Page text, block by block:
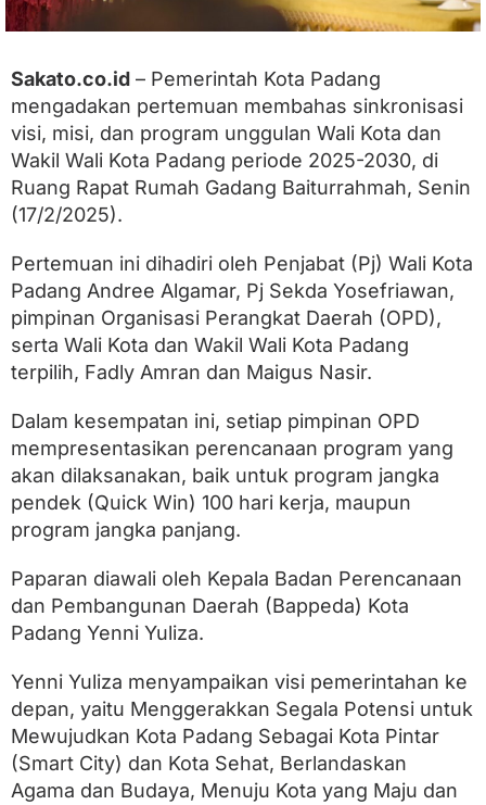
,
d
l
y
A
m
r
M
a
i
g
u
s
N
s
r
B
a
a
P
o
g
a
m
U
n
g
u
Sakato.co.id – Pemerintah Kota Padang
mengadakan pertemuan membahas sinkronisasi
visi, misi, dan program unggulan Wali Kota dan
Wakil Wali Kota Padang periode 2025-2030, di
Ruang Rapat Rumah Gadang Baiturrahmah, Senin
(17/2/2025).
Pertemuan ini dihadiri oleh Penjabat (Pj) Wali Kota
Padang Andree Algamar, Pj Sekda Yosefriawan,
pimpinan Organisasi Perangkat Daerah (OPD),
serta Wali Kota dan Wakil Wali Kota Padang
terpilih, Fadly Amran dan Maigus Nasir.
Dalam kesempatan ini, setiap pimpinan OPD
mempresentasikan perencanaan program yang
akan dilaksanakan, baik untuk program jangka
pendek (Quick Win) 100 hari kerja, maupun
program jangka panjang.
Paparan diawali oleh Kepala Badan Perencanaan
dan Pembangunan Daerah (Bappeda) Kota
Padang Yenni Yuliza.
Yenni Yuliza menyampaikan visi pemerintahan ke
depan, yaitu Menggerakkan Segala Potensi untuk
Mewujudkan Kota Padang Sebagai Kota Pintar
(Smart City) dan Kota Sehat, Berlandaskan
Agama dan Budaya, Menuju Kota yang Maju dan